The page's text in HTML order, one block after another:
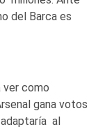
del Barca es
ver como
gana votos
al